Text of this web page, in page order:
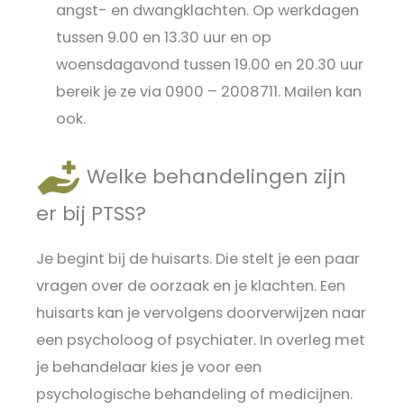
angst- en dwangklachten. Op werkdagen
tussen 9.00 en 13.30 uur en op
woensdagavond tussen 19.00 en 20.30 uur
bereik je ze via 0900 – 2008711. Mailen kan
ook.
Welke behandelingen zijn
er bij PTSS?
Je begint bij de huisarts. Die stelt je een paar
vragen over de oorzaak en je klachten. Een
huisarts kan je vervolgens doorverwijzen naar
een psycholoog of psychiater. In overleg met
je behandelaar kies je voor een
psychologische behandeling of medicijnen.